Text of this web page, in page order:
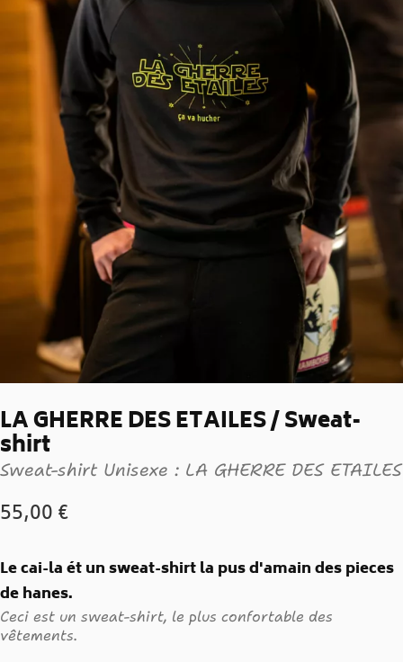
LA GHERRE DES ETAILES / Sweat-
shirt
Sweat-shirt Unisexe : LA GHERRE DES ETAILES
55,00€
Le cai-la ét un sweat-shirt la pus d'amain des pieces
de hanes.
Ceci est un sweat-shirt, le plus confortable des
vêtements.